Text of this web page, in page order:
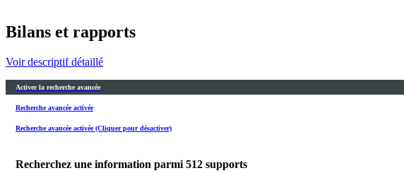
Bilans et rapports
Voir descriptif détaillé
Activer la recherche avancée
Recherche avancée activée
Recherche avancée activée (Cliquer pour désactiver)
Recherchez une information parmi 512 supports